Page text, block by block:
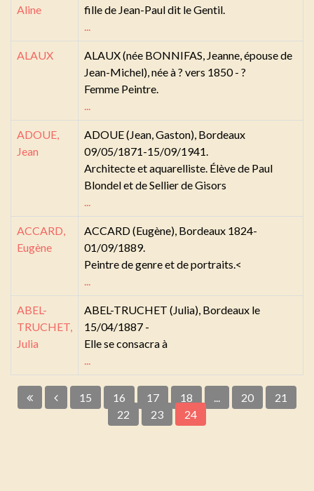
Aline
fille de Jean-Paul dit le Gentil.
ALAUX
ALAUX (née BONNIFAS, Jeanne, épouse de
Jean-Michel), née à ? vers 1850 - ?
Femme Peintre.
ADOUE,
Jean
ADOUE (Jean, Gaston), Bordeaux
09/05/1871-15/09/1941.
Architecte et aquarelliste. Élève de Paul
Blondel et de Sellier de Gisors
ACCARD,
Eugène
ACCARD (Eugène), Bordeaux 1824-
01/09/1889.
Peintre de genre et de portraits.<
ABEL-
TRUCHET,
Julia
ABEL-TRUCHET (Julia), Bordeaux le
15/04/1887 -
Elle se consacra à
15 16 17 18 20
21
22
23 24